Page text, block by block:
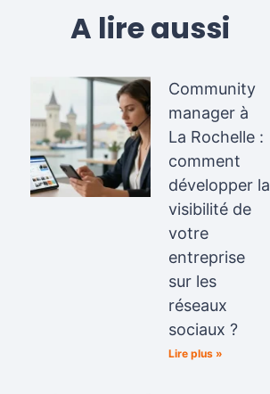
A lire aussi
Community
manager à
La Rochelle :
comment
développer la
visibilité de
votre
entreprise
sur les
réseaux
sociaux ?
Lire plus »